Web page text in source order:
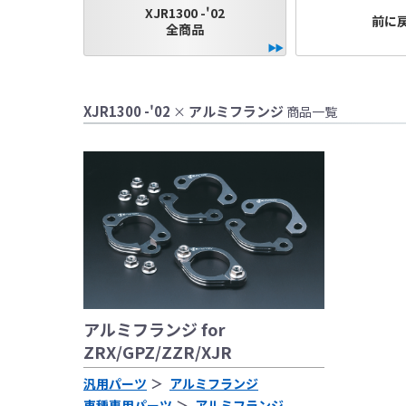
XJR1300 -'02
全商品
前に
XJR1300 -'02 × アルミフランジ 商品一覧
アルミフランジ for
ZRX/GPZ/ZZR/XJR
汎用パーツ
アルミフランジ
●当HP内では、マ
●レーシングパーツ
（※）での使用
●国内で開催される
●取り付けについ
基準に基づいた取
なお、取付時、